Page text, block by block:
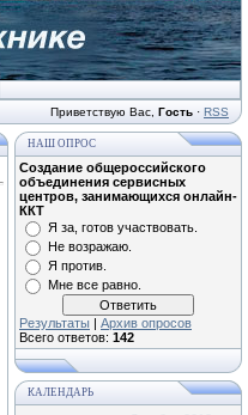
Приветствую Вас Гость · RSS
НАШ ОПРОС
Создание общероссийского
объединения сервисных
центров, занимающихся онлайн-
ККТ
Я за, готов участвовать.
Не возражаю.
Я против.
Мне все равно.
Результаты | Архив опросов
Всего ответов: 142
КАЛЕНДАРЬ